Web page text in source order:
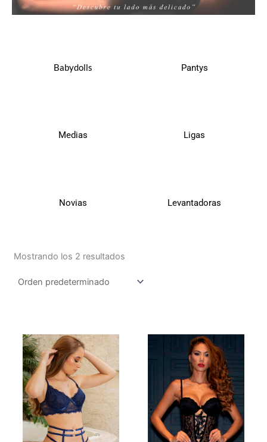
Babydolls Pantys
Medias Ligas
Novias Levantadoras
Mostrando los 2 resultados